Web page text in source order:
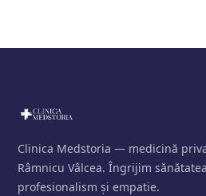
Clinica Medstoria — medicină
Râmnicu Vâlcea. Îngrijim
profesionalism și empatie.